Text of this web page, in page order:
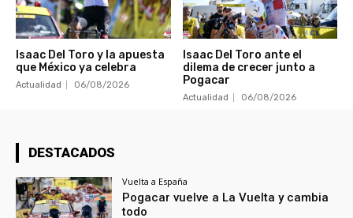
Isaac Del Toro y la apuesta
que México ya celebra
Actualidad 06/08/2026
Isaac Del Toro ante el
dilema de crecer junto a
Pogacar
Actualidad 06/08/2026
DESTACADOS
Vuelta a España
Pogacar vuelve a La Vuelta y cambia
todo